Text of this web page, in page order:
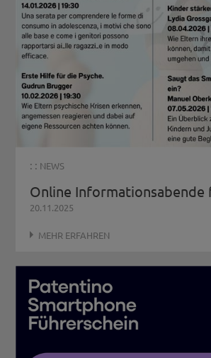
: : NEWS
Online Informationsabende
20.11.2025
MEHR ERFAHREN